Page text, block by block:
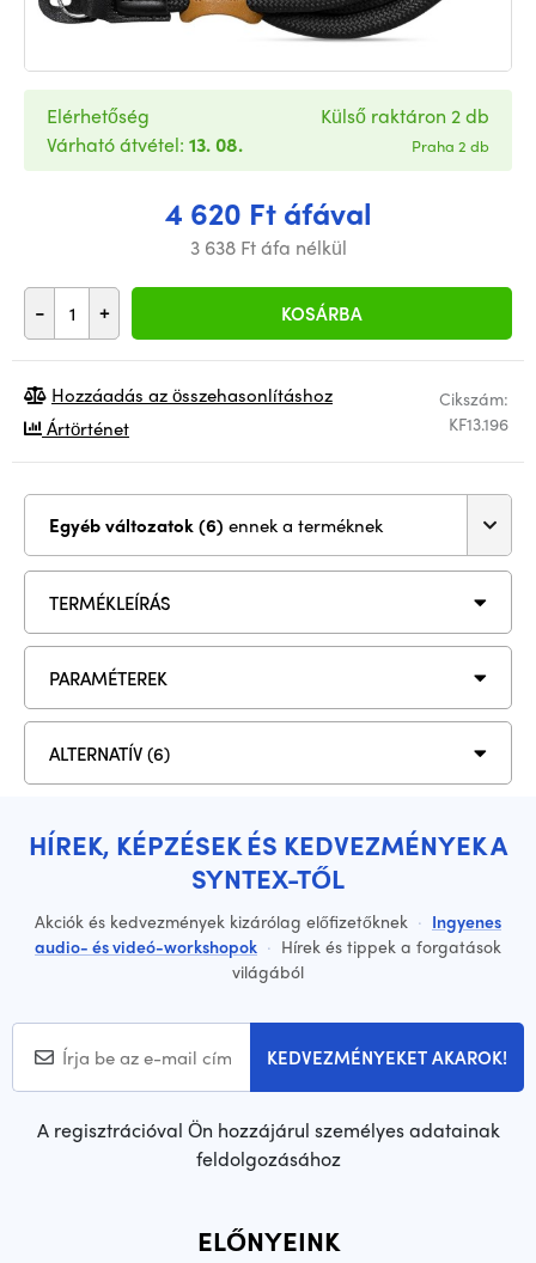
4 620 Ft áfával
3 638 Ft áfa nélkül
- + KOSÁRBA
Elérhetőség
Várható átvétel: 13. 08.
Külső raktáron 2 db
Praha 2 db
Cikszám:
KF13.196
Hozzáadás az összehasonlításhoz
Ártörténet
Egyéb változatok (6) ennek a terméknek
TERMÉKLEÍRÁS
PARAMÉTEREK
ALTERNATÍV (6)
HÍREK, KÉPZÉSEK ÉS KEDVEZMÉNYEK A
SYNTEX-TŐL
Akciók és kedvezmények kizárólag előfizetőknek · Ingyenes
audio- és videó-workshopok · Hírek és tippek a forgatások
világából
KEDVEZMÉNYEKET AKAROK!
A regisztrációval Ön hozzájárul személyes adatainak
feldolgozásához
ELŐNYEINK